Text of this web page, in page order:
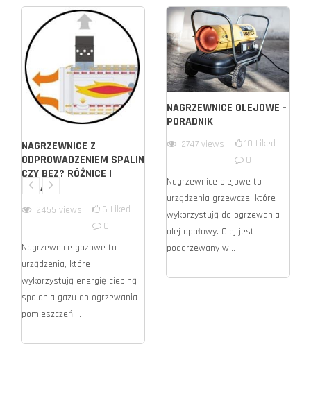
NAGRZEWNICE Z
ODPROWADZENIEM SPALIN
CZY BEZ? RÓŻNICE I
PORADY
2455 views 6 Liked
0
Nagrzewnice gazowe to
urządzenia, które
wykorzystują energię cieplną
spalania gazu do ogrzewania
pomieszczeń....
NAGRZEWNICE OLEJOWE -
PORADNIK
2747 views 10 Liked
0
Nagrzewnice olejowe to
urządzenia grzewcze, które
wykorzystują do ogrzewania
olej opałowy. Olej jest
podgrzewany w...